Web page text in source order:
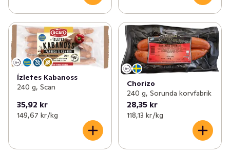
Ízletes Kabanoss
240 g, Scan
35,92 kr
149,67 kr /kg
Chorizo
240 g, Sorunda korvfabrik
28,35 kr
118,13 kr /kg